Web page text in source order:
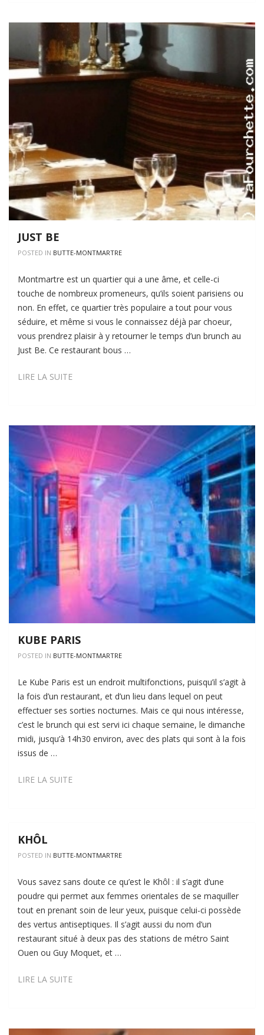
JUST BE
POSTED IN BUTTE-MONTMARTRE
Montmartre est un quartier qui a une âme, et celle-ci
touche de nombreux promeneurs, qu’ils soient parisiens ou
non. En effet, ce quartier très populaire a tout pour vous
séduire, et même si vous le connaissez déjà par choeur,
vous prendrez plaisir à y retourner le temps d’un brunch au
Just Be. Ce restaurant bous …
LIRE LA SUITEJUST
KUBE PARIS
POSTED IN BUTTE-MONTMARTRE
Le Kube Paris est un endroit multifonctions, puisqu’il s’agit à
la fois d’un restaurant, et d’un lieu dans lequel on peut
effectuer ses sorties nocturnes. Mais ce qui nous intéresse,
c’est le brunch qui est servi ici chaque semaine, le dimanche
midi, jusqu’à 14h30 environ, avec des plats qui sont à la fois
issus de …
LIRE LA SUITEKUBE
KHÔL
POSTED IN BUTTE-MONTMARTRE
Vous savez sans doute ce qu’est le Khôl : il s’agit d’une
poudre qui permet aux femmes orientales de se maquiller
tout en prenant soin de leur yeux, puisque celui-ci possède
des vertus antiseptiques. Il s’agit aussi du nom d’un
restaurant situé à deux pas des stations de métro Saint
Ouen ou Guy Moquet, et …
LIRE LA SUITEKHÔL